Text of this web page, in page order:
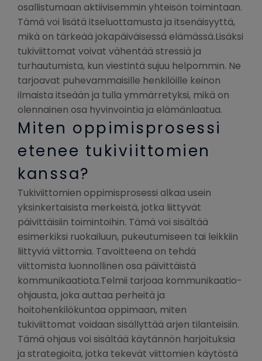
osallistumaan aktiivisemmin yhteisön toimintaan.
Tämä voi lisätä itseluottamusta ja itsenäisyyttä,
mikä on tärkeää jokapäiväisessä elämässä.Lisäksi
tukiviittomat voivat vähentää stressiä ja
turhautumista, kun viestintä sujuu helpommin. Ne
tarjoavat puhevammaisille henkilöille keinon
ilmaista itseään ja tulla ymmärretyksi, mikä on
olennainen osa hyvinvointia ja elämänlaatua.
Miten oppimisprosessi
etenee tukiviittomien
kanssa?
Tukiviittomien oppimisprosessi alkaa usein
yksinkertaisista merkeistä, jotka liittyvät
päivittäisiin toimintoihin. Tämä voi sisältää
esimerkiksi ruokailuun, pukeutumiseen tai leikkiin
liittyviä viittomia. Tavoitteena on tehdä
viittomista luonnollinen osa päivittäistä
kommunikaatiota.Telmii tarjoaa kommunikaatio-
ohjausta, joka auttaa perheitä ja
hoitohenkilökuntaa oppimaan, miten
tukiviittomat voidaan sisällyttää arjen tilanteisiin.
Tämä ohjaus voi sisältää käytännön harjoituksia
ja strategioita, jotka tekevät viittomien käytöstä